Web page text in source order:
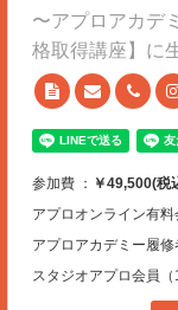
〜アプロアカデ
格取得講座】に
参加費 ： ￥49,500(税
アプロオンライン有料
アプロアカデミー履修
スタジオアプロ会員（